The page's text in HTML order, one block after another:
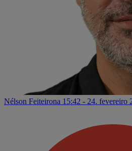
Nélson Feiteirona 15:42 - 24. fevereiro